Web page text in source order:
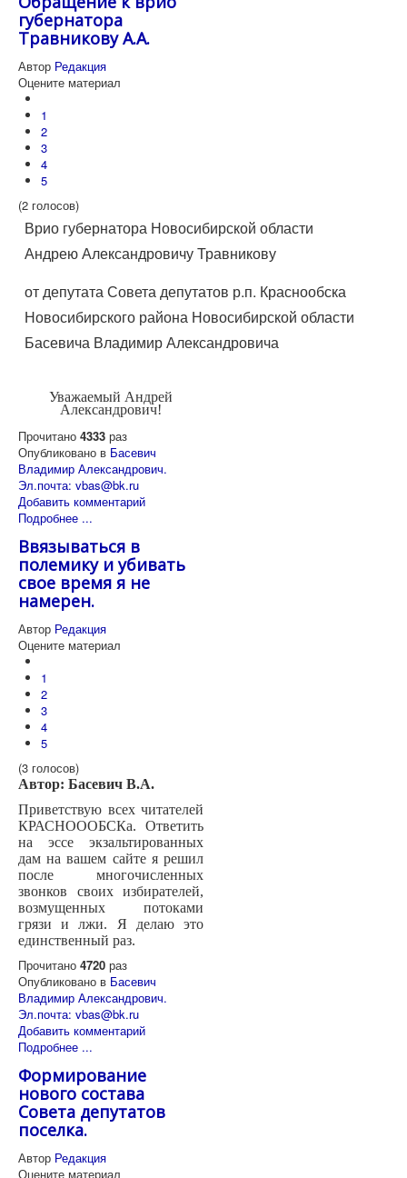
губернатора
Травникову А.А.
Автор Редакция
Оцените материал
1
2
3
4
5
(2 голосов)
Врио губернатора Новосибирской области
Андрею Александровичу Травникову
от депутата Совета депутатов р.п. Краснообска
Новосибирского района Новосибирской области
Басевича Владимир Александровича
Уважаемый Андрей
Александрович!
Прочитано 4333 раз
Опубликовано в Басевич
Владимир Александрович.
Эл.почта: vbas@bk.ru
Добавить комментарий
Подробнее ...
Ввязываться в
полемику и убивать
свое время я не
намерен.
Автор Редакция
Оцените материал
1
2
3
4
5
(3 голосов)
Автор: Басевич В.А.
Приветствую всех читателей
КРАСНОООБСКа. Ответить
на эссе экзальтированных
дам на вашем сайте я решил
после многочисленных
звонков своих избирателей,
возмущенных потоками
грязи и лжи. Я делаю это
единственный раз.
Прочитано 4720 раз
Опубликовано в Басевич
Владимир Александрович.
Эл.почта: vbas@bk.ru
Добавить комментарий
Подробнее ...
Формирование
нового состава
Совета депутатов
поселка.
Автор Редакция
Оцените материал